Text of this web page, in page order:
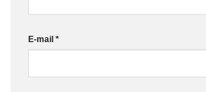
E-mail *